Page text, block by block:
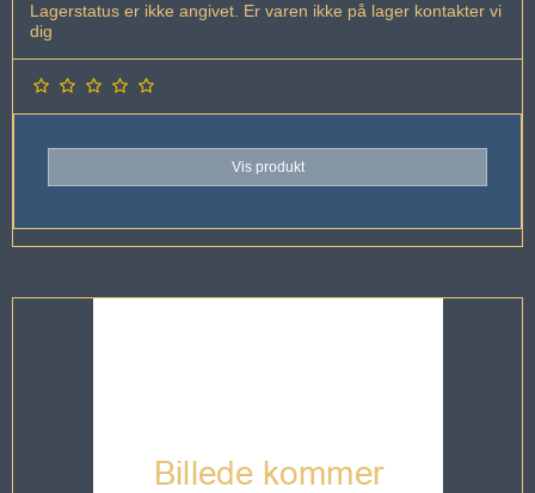
Lagerstatus er ikke angivet. Er varen ikke på lager kontakter vi
dig
Vis produkt